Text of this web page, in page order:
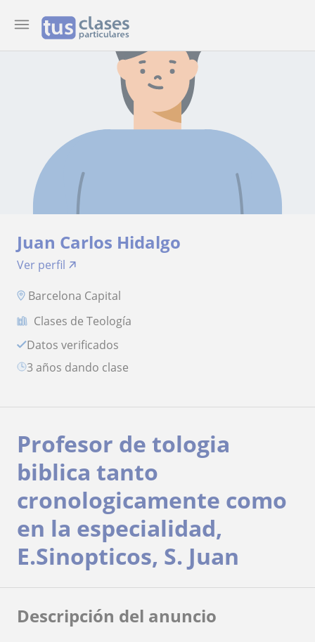
Juan Carlos Hidalgo
Ver perfil
Barcelona Capital
Clases de Teología
Datos verificados
3 años dando clase
Profesor de tologia
biblica tanto
cronologicamente como
en la especialidad,
E.Sinopticos, S. Juan
Descripción del anuncio